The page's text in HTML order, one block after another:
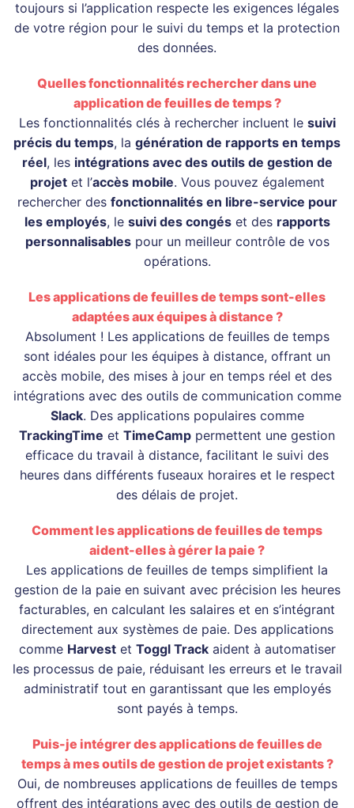
toujours si l’application respecte les exigences légales
de votre région pour le suivi du temps et la protection
des données.
Quelles fonctionnalités rechercher dans une
application de feuilles de temps ?
Les fonctionnalités clés à rechercher incluent le suivi
précis du temps, la génération de rapports en temps
réel, les intégrations avec des outils de gestion de
projetet l’accès mobile. Vous pouvez également
rechercher des fonctionnalités en libre-service pour
les employés, le suivi des congéset des rapports
personnalisablespour un meilleur contrôle de vos
opérations.
Les applications de feuilles de temps sont-elles
adaptées aux équipes à distance ?
Absolument ! Les applications de feuilles de temps
sont idéales pour les équipes à distance, offrant un
accès mobile, des mises à jour en temps réel et des
intégrations avec des outils de communication comme
Slack. Des applications populaires comme
TrackingTime et TimeCamp permettent une gestion
efficace du travail à distance, facilitant le suivi des
heures dans différents fuseaux horaires et le respect
des délais de projet.
Comment les applications de feuilles de temps
aident-elles à gérer la paie ?
Les applications de feuilles de temps simplifient la
gestion de la paie en suivant avec précision les heures
facturables, en calculant les salaires et en s’intégrant
directement aux systèmes de paie. Des applications
comme Harvestet Toggl Trackaident à automatiser
les processus de paie, réduisant les erreurs et le travail
administratif tout en garantissant que les employés
sont payés à temps.
Puis-je intégrer des applications de feuilles de
temps à mes outils de gestion de projet existants ?
Oui, de nombreuses applications de feuilles de temps
offrent des intégrations avec des outils de gestion de